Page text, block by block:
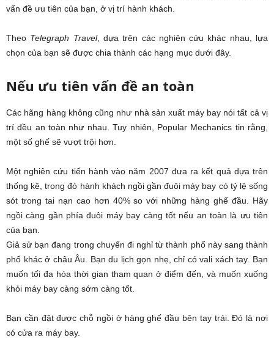
vấn đề ưu tiên của bạn, ở vị trí hành khách.
Theo Telegraph Travel, dựa trên các nghiên cứu khác nhau, lựa
chọn của bạn sẽ được chia thành các hạng mục dưới đây.
Nếu ưu tiên vấn đề an toàn
Các hãng hàng không cũng như nhà sản xuất máy bay nói tất cả vị
trí đều an toàn như nhau. Tuy nhiên, Popular Mechanics tin rằng,
một số ghế sẽ vượt trội hơn.
Một nghiên cứu tiến hành vào năm 2007 đưa ra kết quả dựa trên
thống kê, trong đó hành khách ngồi gần đuôi máy bay có tỷ lệ sống
sót trong tai nạn cao hơn 40% so với những hàng ghế đầu. Hãy
ngồi càng gần phía đuôi máy bay càng tốt nếu an toàn là ưu tiên
của bạn.
Giả sử bạn đang trong chuyến đi nghỉ từ thành phố này sang thành
phố khác ở châu Âu. Bạn du lịch gọn nhẹ, chỉ có vali xách tay. Bạn
muốn tối đa hóa thời gian tham quan ở điểm đến, và muốn xuống
khỏi máy bay càng sớm càng tốt.
Bạn cần đặt được chỗ ngồi ở hàng ghế đầu bên tay trái. Đó là nơi
có cửa ra máy bay.